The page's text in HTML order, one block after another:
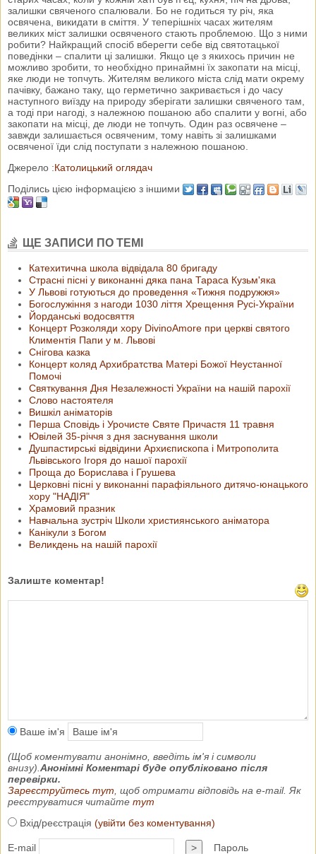
залишки свяченого спалювали. Бо не годиться ту річ, яка
освячена, викидати в сміття. У теперішніх часах жителям
великих міст залишки освяченого стають проблемою. Що з ними
робити? Найкращий спосіб вберегти себе від святотацької
поведінки – спалити ці залишки. Якщо це з якихось причин не
можливо зробити, то необхідно принаймні їх закопати на місці,
яке люди не топчуть. Жителям великого міста слід мати окрему
пачівку, бажано таку, що герметично закривається і до часу
наступного виїзду на природу зберігати залишки свяченого там,
а тоді при нагоді, з належною пошаною або спалити у вогні, або
закопати на місці, де люди не топчуть. Один раз освячене –
завжди залишається освяченим, тому навіть зі залишками
освяченої їди слід поступати з належною пошаною.
Джерело :Католицький оглядач
Поділись цією інформацією з іншими
ЩЕ ЗАПИСИ ПО ТЕМІ
Катехитична школа відвідала 80 бригаду
Страсні пісні у виконанні дяка пана Тараса Кузьм'яка
У Львові готуються до проведення «Тижня подружжя»
Богослужіння з нагоди 1030 ліття Хрещення Русі-України
Йорданські водосвяття
Концерт Розколяди хору DivinoAmore при церкві святого
Климентія Папи у м. Львові
Снігова казка
Концерт коляд Архибратства Матері Божої Неустанної
Помочі
Святкування Дня Незалежності України на нашій парохії
Слово настоятеля
Вишкіл аніматорів
Перша Сповідь і Урочисте Святе Причастя 11 травня
Ювілей 35-річчя з дня заснування школи
Душпастирські відвідини Архиєпископа і Митрополита
Львівського Ігоря до нашої парохії
Проща до Борислава і Грушева
Церковні пісні у виконанні парафіяльного дитячо-юнацького
хору "НАДІЯ"
Храмовий празник
Навчальна зустріч Школи християнського аніматора
Канікули з Богом
Великдень на нашій парохії
Залиште коментар!
Ваше ім'я
(Щоб коментувати анонімно, введіть ім'я і символи
внизу). Анонімні Коментарі буде опубліковано після
перевірки.
Зареєструйтесь тут , щоб отримати відповідь на e-mail. Як
реєструватися читайте тут
Вхід/реєстрація (увійти без коментування)
E-mail > Пароль